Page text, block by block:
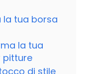
la tua borsa
la tua
pitture
di stile